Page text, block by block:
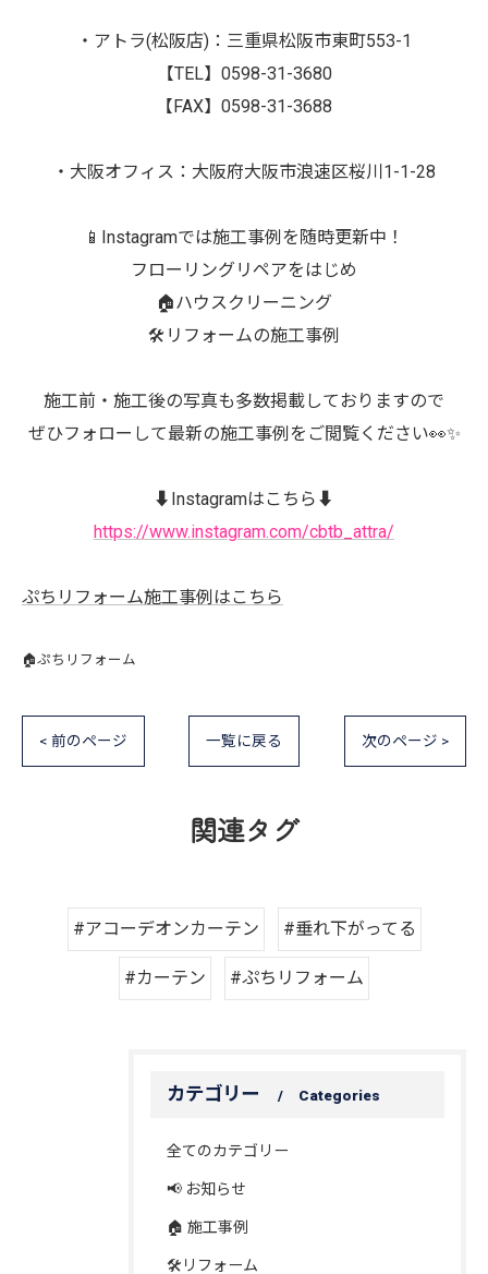
・アトラ(松阪店)：三重県松阪市東町553-1
【TEL】0598-31-3680
【FAX】0598-31-3688
・大阪オフィス：大阪府大阪市浪速区桜川1-1-28
📱Instagramでは施工事例を随時更新中！
フローリングリペアをはじめ
🏠ハウスクリーニング
🛠️リフォームの施工事例
施工前・施工後の写真も多数掲載しておりますので
ぜひフォローして最新の施工事例をご閲覧ください👀✨
⬇️Instagramはこちら⬇️
https://www.instagram.com/cbtb_attra/
ぷちリフォーム施工事例はこちら
🏠ぷちリフォーム
< 前のページ 一覧に戻る 次のページ >
関連タグ
#アコーデオンカーテン #垂れ下がってる
#カーテン #ぷちリフォーム
カテゴリー Categories
全てのカテゴリー
📢 お知らせ
🏠 施工事例
🛠️リフォーム